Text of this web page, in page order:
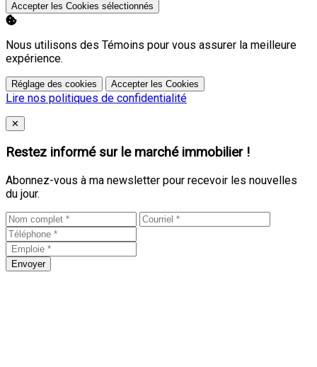
Accepter les Cookies sélectionnés
Nous utilisons des Témoins pour vous assurer la meilleure
expérience.
Réglage des cookies Accepter les Cookies
Lire nos politiques de confidentialité
Close
✕
Restez informé sur le marché immobilier !
Abonnez-vous à ma newsletter pour recevoir les nouvelles
du jour.
Envoyer